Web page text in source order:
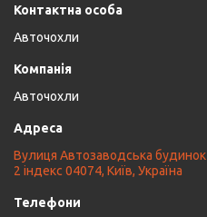
Авточохли
Авточохли
Вулиця Автозаводська будинок
2 індекс 04074, Київ, Україна